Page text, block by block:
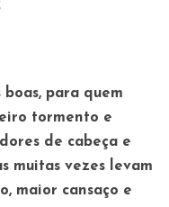
para quem
tormento e
de cabeça e
muitas vezes levam
maior cansaço e